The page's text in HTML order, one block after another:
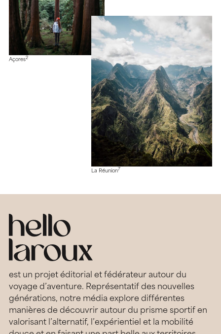
Açores2
La Réunion7
est un projet éditorial et fédérateur autour du
voyage d’aventure. Représentatif des nouvelles
générations, notre média explore différentes
manières de découvrir autour du prisme sportif en
valorisant l’alternatif, l’expérientiel et la mobilité